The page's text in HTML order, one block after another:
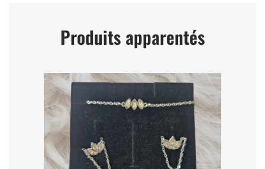
Produits apparentés